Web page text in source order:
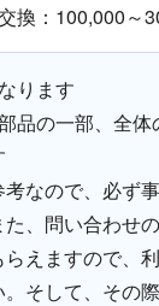
換：100,000～
ります
品の一部、全体
なので、必ず
、問い合わせ
えますので、
そして、その